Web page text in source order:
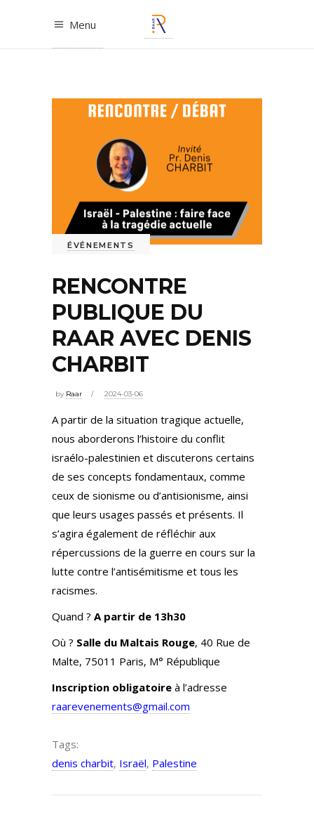
Menu
ÉVÉNEMENTS
RENCONTRE
PUBLIQUE DU
RAAR AVEC DENIS
CHARBIT
by Raar 2024-03-06
A partir de la situation tragique actuelle,
nous aborderons l’histoire du conflit
israélo-palestinien et discuterons certains
de ses concepts fondamentaux, comme
ceux de sionisme ou d’antisionisme, ainsi
que leurs usages passés et présents. Il
s’agira également de réfléchir aux
répercussions de la guerre en cours sur la
lutte contre l’antisémitisme et tous les
racismes.
Quand ? A partir de 13h30
Où ? Salle du Maltais Rouge, 40 Rue de
Malte, 75011 Paris, M° République
Inscription obligatoire à l’adresse
raarevenements@gmail.com
Tags:
denis charbit, Israël, Palestine